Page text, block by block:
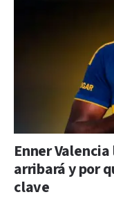
Enner
arribará y por
clave